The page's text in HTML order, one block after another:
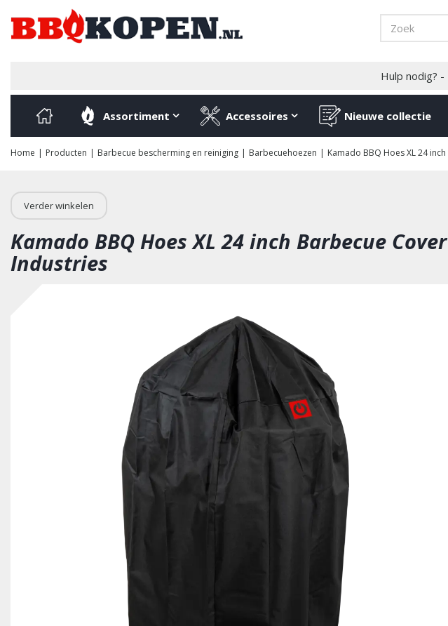
naar
content
Home Producten Barbecue bescherming en reiniging Barbecuehoezen Kamado BBQ Hoes XL 24
Hulp nodig? -
Assortiment Accessoires Nieuwe collectie
Verder winkelen
Kamado BBQ Hoes XL 24 inch Barbecue
Industries